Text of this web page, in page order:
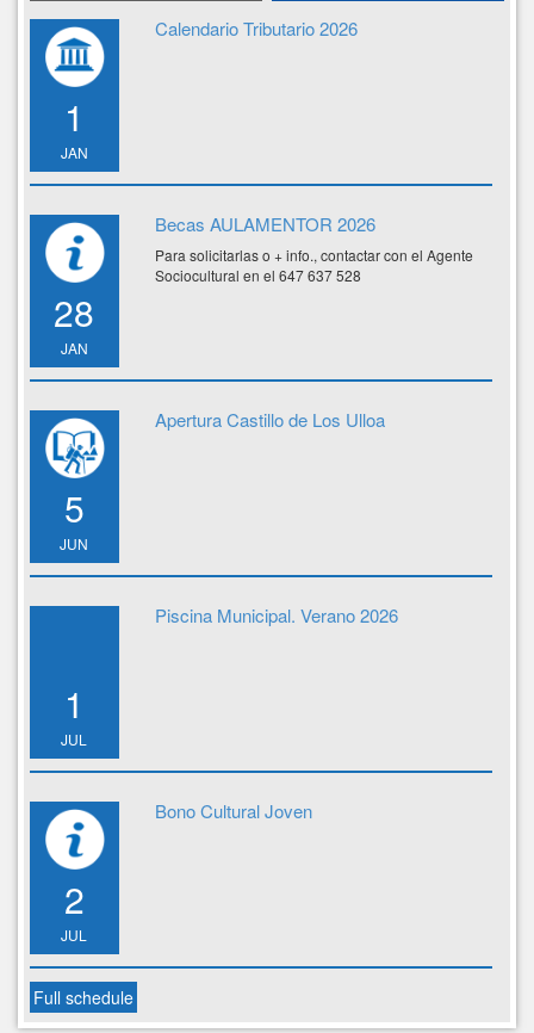
1
JAN
Calendario Tributario 2026
28
JAN
Becas AULAMENTOR 2026
Para solicitarlas o + info., contactar con el Agente
Sociocultural en el 647 637 528
5
JUN
Apertura Castillo de Los Ulloa
1
JUL
Piscina Municipal. Verano 2026
2
JUL
Bono Cultural Joven
Full schedule